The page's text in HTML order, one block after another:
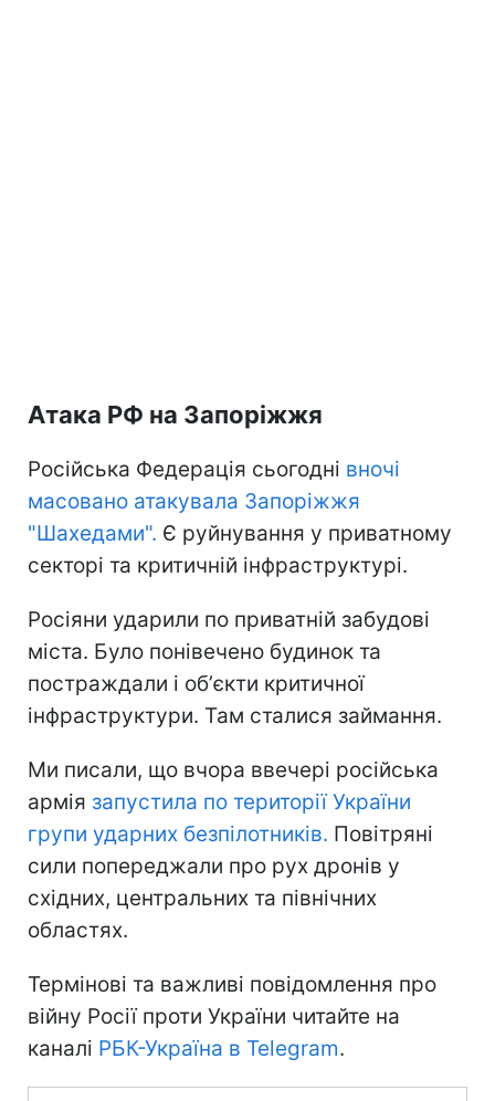
Атака РФ на Запоріжжя
Російська Федерація сьогодні вночі
масовано атакувала Запоріжжя
"Шахедами". Є руйнування у приватному
секторі та критичній інфраструктурі.
Росіяни ударили по приватній забудові
міста. Було понівечено будинок та
постраждали і обʼєкти критичної
інфраструктури. Там сталися займання.
Ми писали, що вчора ввечері російська
армія запустила по території України
групи ударних безпілотників. Повітряні
сили попереджали про рух дронів у
східних, центральних та північних
областях.
Термінові та важливі повідомлення про
війну Росії проти України читайте на
каналі РБК-Україна в Telegram.